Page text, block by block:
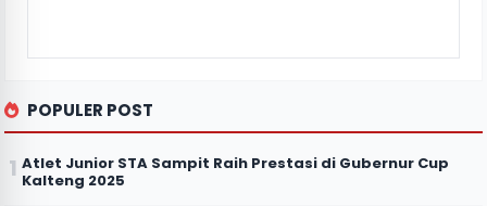
POPULER POST
Atlet Junior STA Sampit Raih Prestasi di Gubernur Cup
Kalteng 2025